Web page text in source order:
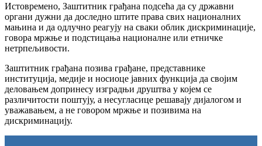
Истовремено, Заштитник грађана подсећа да су државни
органи дужни да доследно штите права свих националних
мањина и да одлучно реагују на сваки облик дискриминације,
говора мржње и подстицања националне или етничке
нетрпељивости.
Заштитник грађана позива грађане, представнике
институција, медије и носиоце јавних функција да својим
деловањем допринесу изградњи друштва у којем се
различитости поштују, а несугласице решавају дијалогом и
уважавањем, а не говором мржње и позивима на
дискриминацију.